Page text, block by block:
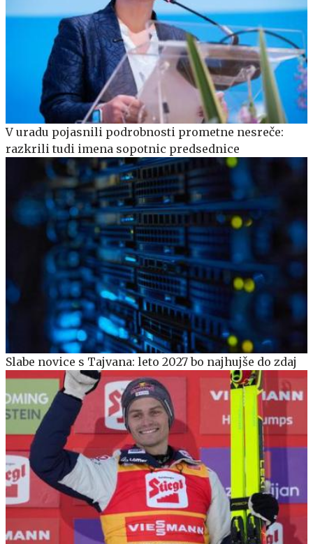
V uradu pojasnili podrobnosti prometne nesreče:
razkrili tudi imena sopotnic predsednice
Slabe novice s Tajvana: leto 2027 bo najhujše do zdaj